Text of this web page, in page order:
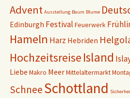
t
r
z
e
l
e
n
(
i
r
b
o
k
z
u
e
l
e
(
i
r
Advent Ausstellung Baum Blume
Edinburgh Festival Feuerwerk
Hameln Harz Hebriden
HochzeitsreiseIsland
Liebe Makro MeerMittelaltermarkt
SchneeSchottland